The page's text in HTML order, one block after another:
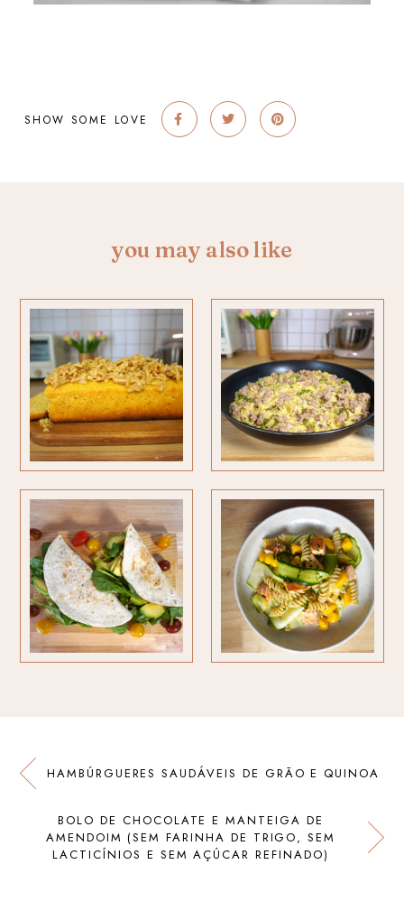
SHOW SOME LOVE
you may also like
HAMBÚRGUERES SAUDÁVEIS DE GRÃO E QUINOA
BOLO DE CHOCOLATE E MANTEIGA DE
AMENDOIM (SEM FARINHA DE TRIGO, SEM
LACTICÍNIOS E SEM AÇÚCAR REFINADO)